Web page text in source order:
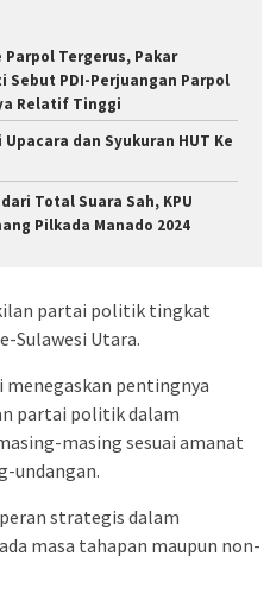
Tergerus, Pakar
Sebut PDI-Perjuangan Parpol
Relatif Tinggi
dan Syukuran HUT Ke
Total Suara Sah, KPU
Pilkada Manado 2024
partai politik tingkat
Sulawesi Utara.
menegaskan pentingnya
partai politik dalam
masing sesuai amanat
undangan.
strategis dalam
masa tahapan maupun non-